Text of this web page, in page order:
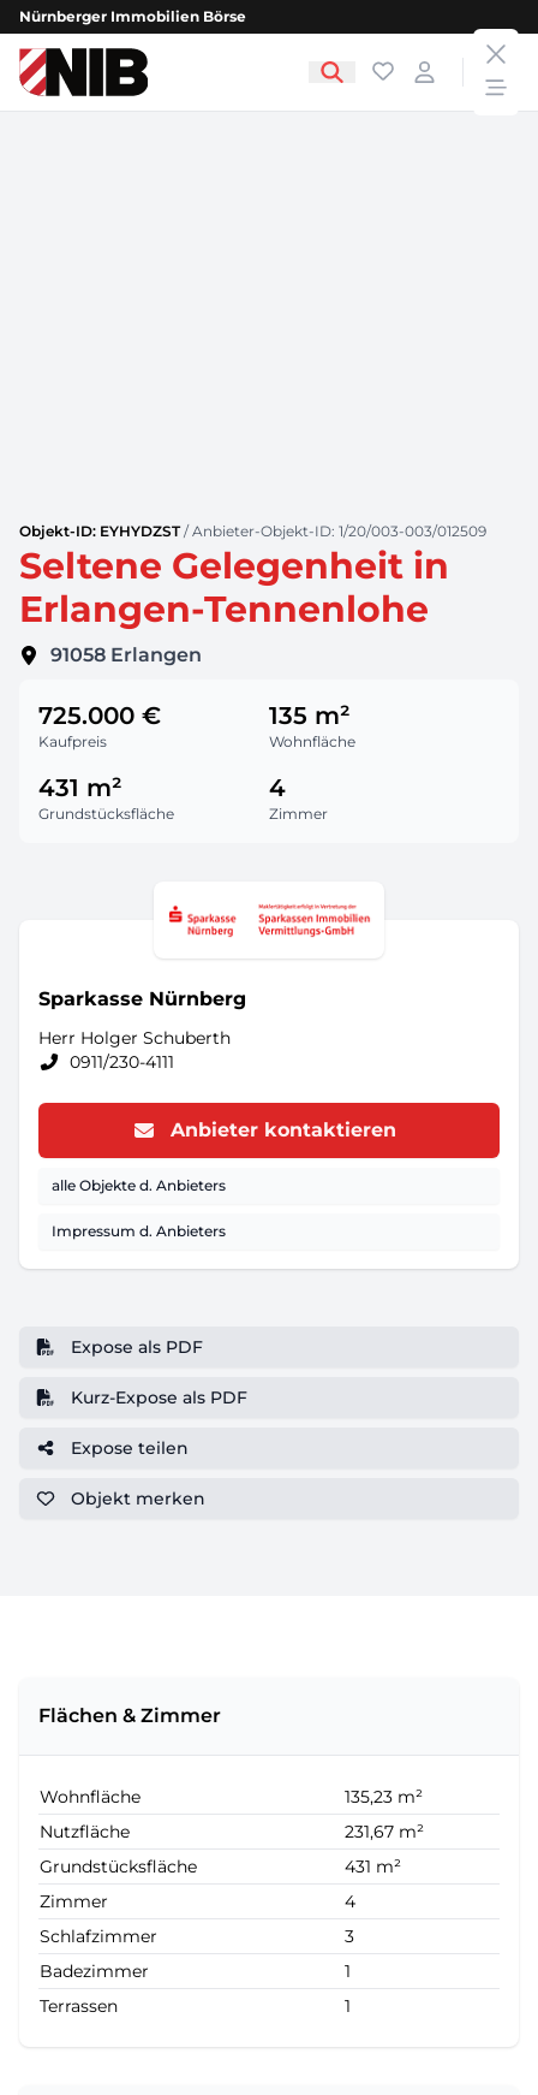
Nürnberger Immobilien Börse
NIB - Nürnberger Immobilien Börse Favoriten
Login
Objekt-ID: EYHYDZST/ Anbieter-Objekt-ID: 1/20/003-003/012509
Seltene Gelegenheit in
Erlangen-Tennenlohe
91058 Erlangen
Kaufpreis
725.000 €
Wohnfläche
135 m²
Grundstücksfläche
431 m²
Zimmer
4
Sparkasse Nürnberg
Herr Holger Schuberth
0911/230-4111
Anbieter kontaktieren
alle Objekte d. Anbieters
Impressum d. Anbieters
Expose als PDF
Kurz-Expose als PDF
Expose teilen
Objekt merken
Flächen & Zimmer
Wohnfläche
135,23 m²
Nutzfläche
231,67 m²
Grundstücksfläche
431 m²
Zimmer
4
Schlafzimmer
3
Badezimmer
1
Terrassen
1